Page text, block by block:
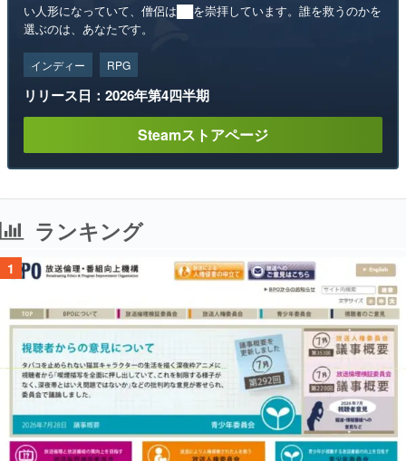
い人形になっていて、僧侶は██を崇拝しています。誰を救うのかを
選ぶのは、あなたです。
インディー RPG
リリース日：2026年第4四半期
Steamストアページ
ランキング
1